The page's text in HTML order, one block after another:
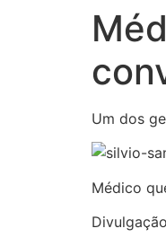
Um dos
Médico